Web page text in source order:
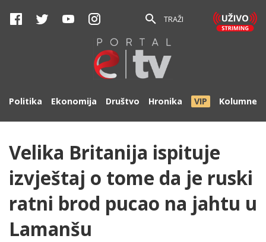
TRAŽI
Politika Ekonomija Društvo Hronika VIP Kolumne
Velika Britanija ispituje
izvještaj o tome da je ruski
ratni brod pucao na jahtu u
Lamanšu